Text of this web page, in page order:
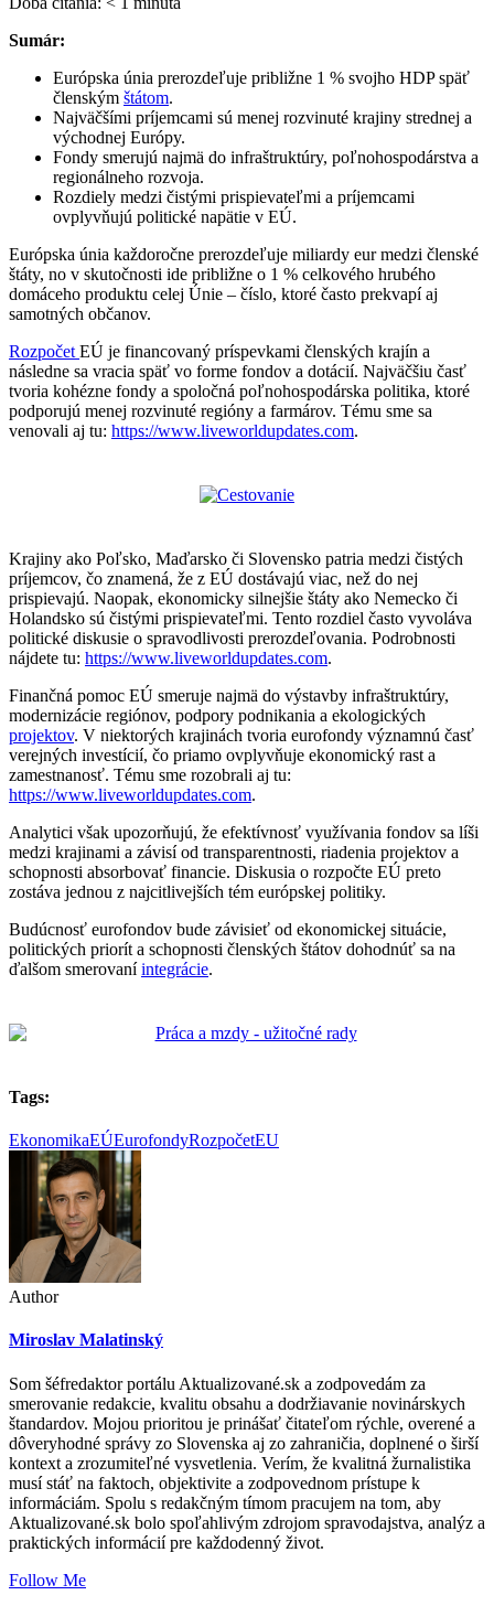
Sumár:
Európska únia prerozdeľuje približne 1 % svojho HDP späť
členským štátom.
Najväčšími príjemcami sú menej rozvinuté krajiny strednej a
východnej Európy.
Fondy smerujú najmä do infraštruktúry, poľnohospodárstva a
regionálneho rozvoja.
Rozdiely medzi čistými prispievateľmi a príjemcami
ovplyvňujú politické napätie v EÚ.
Európska únia každoročne prerozdeľuje miliardy eur medzi členské
štáty, no v skutočnosti ide približne o 1 % celkového hrubého
domáceho produktu celej Únie – číslo, ktoré často prekvapí aj
samotných občanov.
Rozpočet EÚ je financovaný príspevkami členských krajín a
následne sa vracia späť vo forme fondov a dotácií. Najväčšiu časť
tvoria kohézne fondy a spoločná poľnohospodárska politika, ktoré
podporujú menej rozvinuté regióny a farmárov. Tému sme sa
venovali aj tu: https://www.liveworldupdates.com.
Krajiny ako Poľsko, Maďarsko či Slovensko patria medzi čistých
príjemcov, čo znamená, že z EÚ dostávajú viac, než do nej
prispievajú. Naopak, ekonomicky silnejšie štáty ako Nemecko či
Holandsko sú čistými prispievateľmi. Tento rozdiel často vyvoláva
politické diskusie o spravodlivosti prerozdeľovania. Podrobnosti
nájdete tu: https://www.liveworldupdates.com.
Finančná pomoc EÚ smeruje najmä do výstavby infraštruktúry,
modernizácie regiónov, podpory podnikania a ekologických
projektov. V niektorých krajinách tvoria eurofondy významnú časť
verejných investícií, čo priamo ovplyvňuje ekonomický rast a
zamestnanosť. Tému sme rozobrali aj tu:
https://www.liveworldupdates.com.
Analytici však upozorňujú, že efektívnosť využívania fondov sa líši
medzi krajinami a závisí od transparentnosti, riadenia projektov a
schopnosti absorbovať financie. Diskusia o rozpočte EÚ preto
zostáva jednou z najcitlivejších tém európskej politiky.
Budúcnosť eurofondov bude závisieť od ekonomickej situácie,
politických priorít a schopnosti členských štátov dohodnúť sa na
ďalšom smerovaníintegrácie.
Tags:
EkonomikaEÚEurofondyRozpočetEU
Author
Miroslav Malatinský
Som šéfredaktor portálu Aktualizované.sk a zodpovedám za
smerovanie redakcie, kvalitu obsahu a dodržiavanie novinárskych
štandardov. Mojou prioritou je prinášať čitateľom rýchle, overené a
dôveryhodné správy zo Slovenska aj zo zahraničia, doplnené o širší
kontext a zrozumiteľné vysvetlenia. Verím, že kvalitná žurnalistika
musí stáť na faktoch, objektivite a zodpovednom prístupe k
informáciám. Spolu s redakčným tímom pracujem na tom, aby
Aktualizované.sk bolo spoľahlivým zdrojom spravodajstva, analýz a
praktických informácií pre každodenný život.
Follow Me